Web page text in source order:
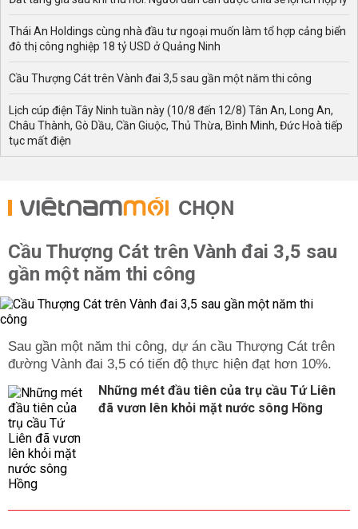
Thái An Holdings cùng nhà đầu tư ngoại muốn làm tổ hợp cảng biển
đô thị công nghiệp 18 tỷ USD ở Quảng Ninh
Cầu Thượng Cát trên Vành đai 3,5 sau gần một năm thi công
Lịch cúp điện Tây Ninh tuần này (10/8 đến 12/8) Tân An, Long An,
Châu Thành, Gò Dầu, Cần Giuộc, Thủ Thừa, Bình Minh, Đức Hoà tiếp
tục mất điện
CHỌN
Cầu Thượng Cát trên Vành đai 3,5 sau
gần một năm thi công
Sau gần một năm thi công, dự án cầu Thượng Cát trên
đường Vành đai 3,5 có tiến độ thực hiện đạt hơn 10%.
Những mét đầu tiên của trụ cầu Tứ Liên
đã vươn lên khỏi mặt nước sông Hồng